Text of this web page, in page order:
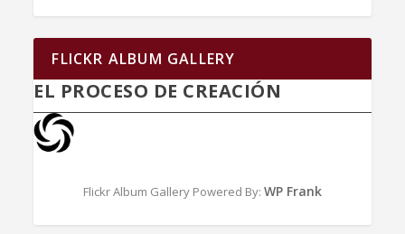
FLICKR ALBUM GALLERY
EL PROCESO DE CREACIÓN
Flickr Album Gallery Powered By: WP Frank